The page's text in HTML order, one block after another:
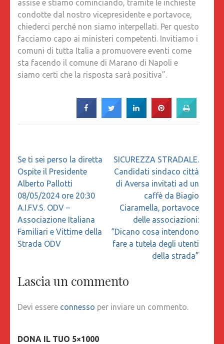
assise e stiamo cominciando, tramite le inchieste
condotte dal nostro vicepresidente e portavoce,
chiederci perché non siamo interpellati. Per questo
facciamo capo ai ministeri competenti. Invitiamo i
comuni di tutta Italia a promuovere eventi come
sta facendo il comune di Marano di Napoli e
siamo certi che la risposta sarà positiva”.
Navigazione
articoli
Se ti sei perso la diretta
Ospite il Presidente
Alberto Pallotti
08/05/2024 ore 20:30
A.I.F.V.S. ODV –
Associazione Italiana
Familiari e Vittime della
Strada ODV
SICUREZZA STRADALE.
Candidati sindaco città
di Aversa invitati ad un
caffè da Biagio
Ciaramella, portavoce
delle associazioni:
“Dicano cosa intendono
fare a tutela degli utenti
della strada”
Lascia un commento
Devi essere connesso per inviare un commento.
DONA IL TUO 5×1000